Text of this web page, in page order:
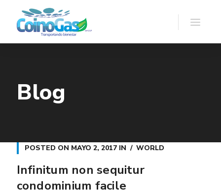
Blog
POSTED ON MAYO 2, 2017IN WORLD
Infinitum non sequitur
condominium facile